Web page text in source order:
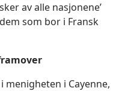
av alle nasjonene’
som bor i Fransk
menigheten i Cayenne,